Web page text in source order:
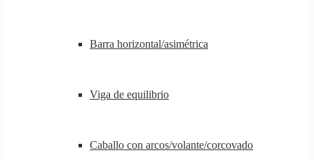
Barra horizontal/asimétrica
Viga de equilibrio
Caballo con arcos/volante/corcovado